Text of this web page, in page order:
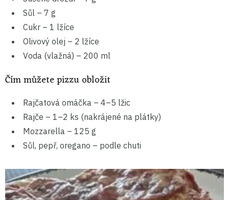
Sůl – 7 g
Cukr – 1 lžíce
Olivový olej – 2 lžíce
Voda (vlažná) – 200 ml
Čím můžete pizzu obložit
Rajčatová omáčka – 4–5 lžic
Rajče – 1–2 ks (nakrájené na plátky)
Mozzarella – 125 g
Sůl, pepř, oregano – podle chuti